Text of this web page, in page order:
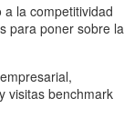
la competitividad
para poner sobre la
visitas benchmark